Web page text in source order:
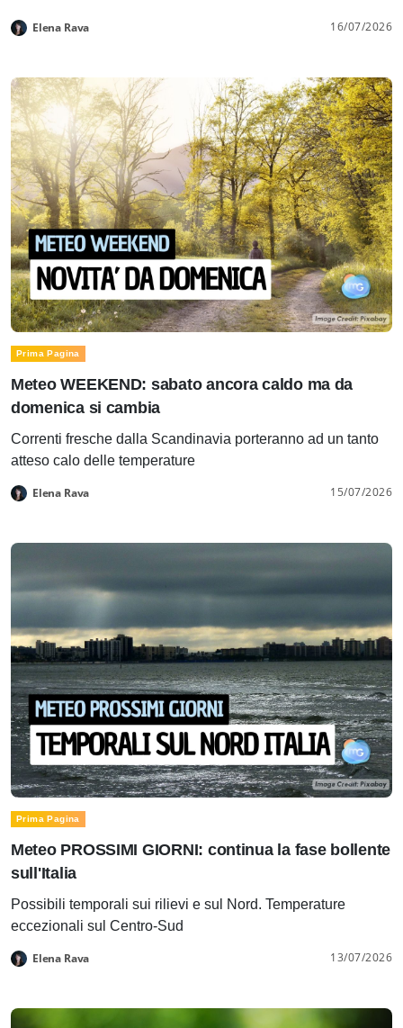
Elena Rava 16/07/2026
Prima Pagina
Meteo WEEKEND: sabato ancora caldo ma da
domenica si cambia
Correnti fresche dalla Scandinavia porteranno ad un tanto
atteso calo delle temperature
Elena Rava 15/07/2026
Prima Pagina
Meteo PROSSIMI GIORNI: continua la fase bollente
sull'Italia
Possibili temporali sui rilievi e sul Nord. Temperature
eccezionali sul Centro-Sud
Elena Rava 13/07/2026